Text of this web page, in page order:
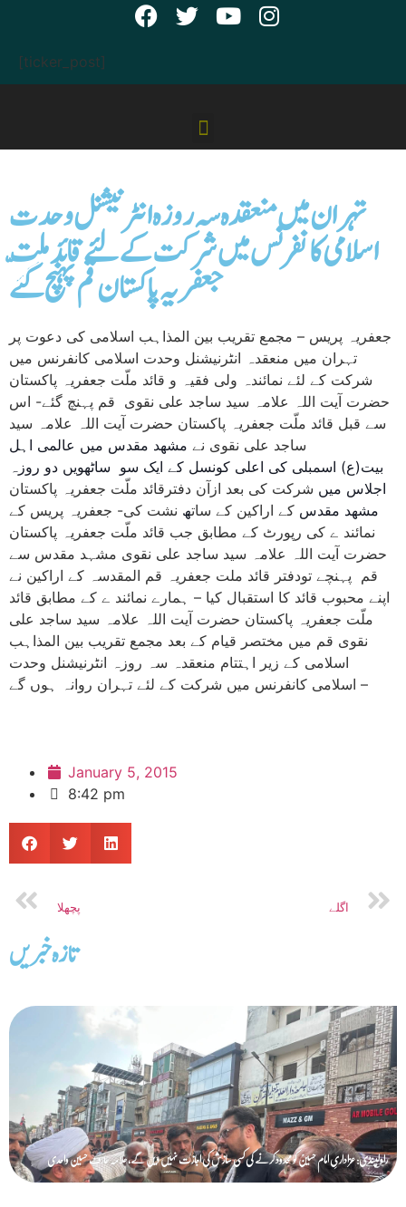
[ticker_post]
تازه خبریں
راولپنڈی: عزاداریِ امام حسینؑ کو محدود کرنے کی کسی سازش کی اجازت نہیں دیں گے، علامہ عارف حسین واحدی
تہران میں منعقدہ سہ روزہ انٹرنیشنل وحدت
اسلامی کانفرنس میں شرکت کے لئے قائد ملّت
جعفریہ پاکستان قم پہنچ گئے
جعفریہ پریس – مجمع تقریب بین المذاہب اسلامی کی دعوت پر
تہران میں منعقدہ انٹرنیشنل وحدت اسلامی کانفرنس میں
شرکت کے لئے نمائندہ ولی فقیہ و قائد ملّت جعفریہ پاکستان
حضرت آیت اللہ علامہ سید ساجد علی نقوی قم پہنچ گئے- اس
سے قبل قائد ملّت جعفریہ پاکستان حضرت آیت اللہ علامہ سید
ساجد علی نقوی نے مشھد مقدس میں عالمی اہل
بیت(ع) اسمبلی کی اعلی کونسل کے ایک سو ساٹھویں دو روزہ
اجلاس میں شرکت کی بعد ازآن دفترقائد ملّت جعفریہ پاکستان
مشھد مقدس کے اراکین کے ساتھ نشت کی- جعفریہ پریس کے
نمائند ے کی رپورٹ کے مطابق جب قائد ملّت جعفریہ پاکستان
حضرت آیت اللہ علامہ سید ساجد علی نقوی مشہد مقدس سے
قم پہنچے تودفتر قائد ملت جعفریہ قم المقدسہ کے اراکین نے
اپنے محبوب قائد کا استقبال کیا – ہمارے نمائند ے کے مطابق قائد
ملّت جعفریہ پاکستان حضرت آیت اللہ علامہ سید ساجد علی
نقوی قم میں مختصر قیام کے بعد مجمع تقریب بین المذاہب
اسلامی کے زیر اہتتام منعقدہ سہ روزہ انٹرنیشنل وحدت
اسلامی کانفرنس میں شرکت کے لئے تہران روانہ ہوں گے –
January 5, 2015
8:42 pm
پچھلا اگلے